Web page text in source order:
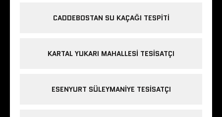
CADDEBOSTAN SU KAÇAĞI TESPITI
KARTAL YUKARI MAHALLESI TESISATÇI
ESENYURT SÜLEYMANIYE TESISATÇI